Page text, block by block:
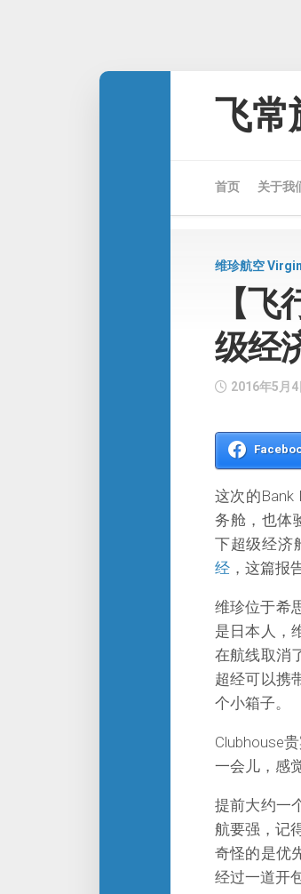
飞常
首页 关于我
维珍航空
【
级经
2016年5月4
这次的Bank
务舱，也体
下超级经济
经 ，这篇报
维珍位于希
是日本人，
在航线取消
超经可以携
个小箱子。
Clubhouse
一会儿，感
提前大约一
航要强，记
奇怪的是优
经过一道开